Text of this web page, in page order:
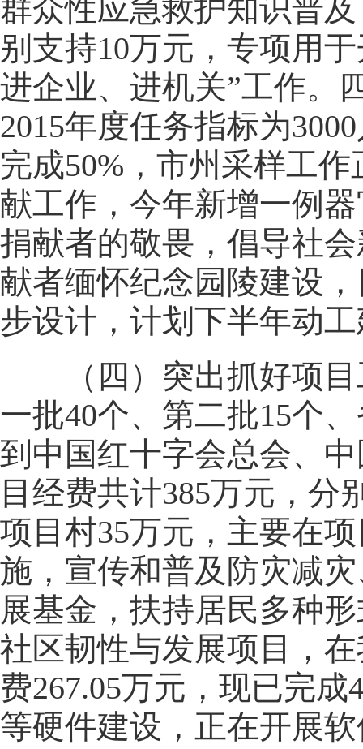
群众性应急救护知识普
别支持10万元，专项用
进企业、进机关”工作。
2015年度任务指标为
完成50%，市州采样工
献工作，今年新增一例
捐献者的敬畏，倡导社
献者缅怀纪念园陵建设
步设计，计划下半年动
（四）突出抓好项目
一批40个、第二批15个
到中国红十字会总会、
目经费共计385万元，分
项目村35万元，主要在
施，宣传和普及防灾减
展基金，扶持居民多种
社区韧性与发展项目，
费267.05万元，现已完
等硬件建设，正在开展